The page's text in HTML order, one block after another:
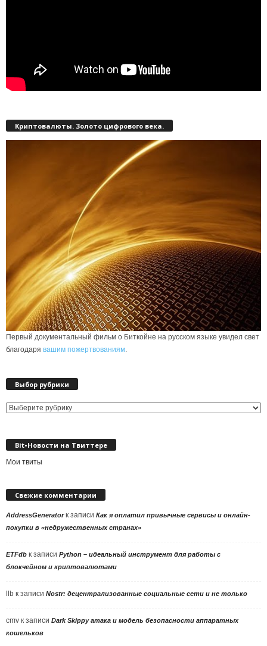
Криптовалюты. Золото цифрового века.
Первый документальный фильм о Биткойне на русском языке увидел свет
благодаря вашим пожертвованиям
Выбор рубрики
Выбор
Bit•Новости на Твиттере
Мои твиты
Свежие комментарии
AddressGeneratorк записи Как я оплатил привычные сервисы и онлайн-
покупки в «недружественных странах»
ETFdb к записи Python – идеальный инструмент для работы с
блокчейном и криптовалютами
llb к записи Nostr: децентрализованные социальные сети и не только
cmv к записи Dark Skippy атака и модель безопасности аппаратных
кошельков